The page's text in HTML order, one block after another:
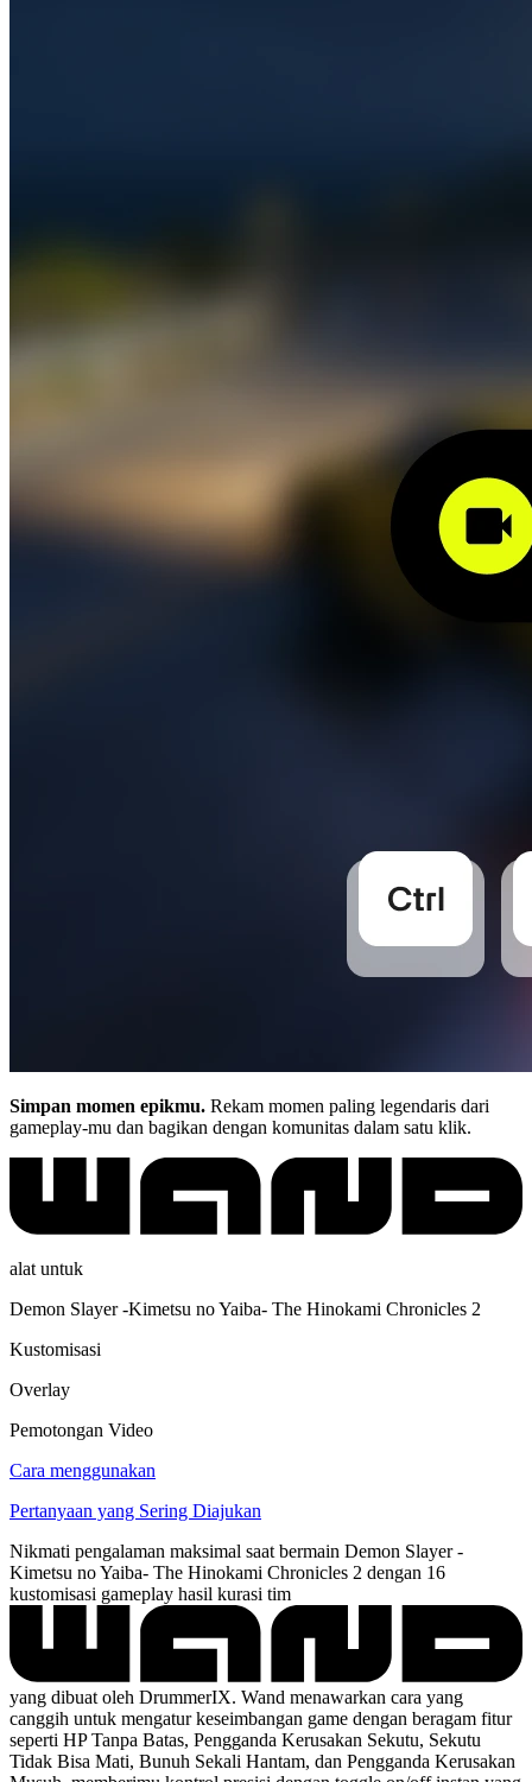
Simpan momen epikmu. Rekam momen paling legendaris dari
gameplay-mu dan bagikan dengan komunitas dalam satu klik.
alat untuk
Demon Slayer -Kimetsu no Yaiba- The Hinokami Chronicles 2
Kustomisasi
Overlay
Pemotongan Video
Cara menggunakan
Pertanyaan yang Sering Diajukan
Nikmati pengalaman maksimal saat bermain Demon Slayer -
Kimetsu no Yaiba- The Hinokami Chronicles 2 dengan 16
kustomisasi gameplay hasil kurasi tim
yang dibuat oleh DrummerIX. Wand menawarkan cara yang
canggih untuk mengatur keseimbangan game dengan beragam fitur
seperti HP Tanpa Batas, Pengganda Kerusakan Sekutu, Sekutu
Tidak Bisa Mati, Bunuh Sekali Hantam, dan Pengganda Kerusakan